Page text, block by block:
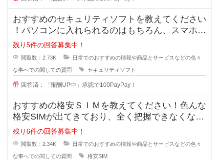
おすすめのセキュリティソフトを教えてください
！パソコンに入れられるのはもちろん、スマホに
も入れられるセキュリティソフトっ
残り5件の回答募集中！
閲覧数：2.73K 日常でのおすすめの情報や商品とサービスなどの色々
な事へでの関しての質問 セキュリティソフト
回答済：「報酬UP中」承認で100PayPay！
おすすめの格安ＳＩＭを教えてください！色んな
格安SIMが出てきており、全く把握できなくなっ
てきました。なので、皆さんが実
残り6件の回答募集中！
閲覧数：2.34K 日常でのおすすめの情報や商品とサービスなどの色々
な事へでの関しての質問 格安SIM